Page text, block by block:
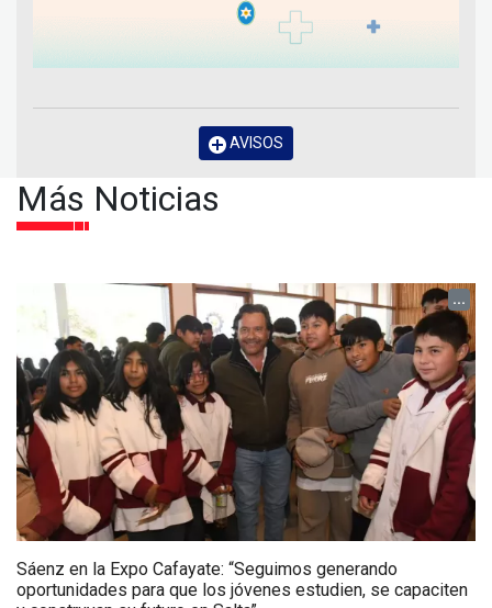
AVISOS
Más Noticias
...
Sáenz en la Expo Cafayate: “Seguimos generando
oportunidades para que los jóvenes estudien, se capaciten